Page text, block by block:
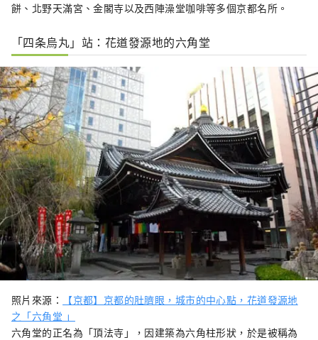
餅、北野天滿宮、金閣寺以及西陣澡堂咖啡等多個京都名所。
「四条烏丸」站：花道發源地的六角堂
照片來源：
【京都】京都的肚臍眼，城市的中心點，花道發源地
之「六角堂 」
六角堂的正名為「頂法寺」，因建築為六角柱形狀，於是被稱為